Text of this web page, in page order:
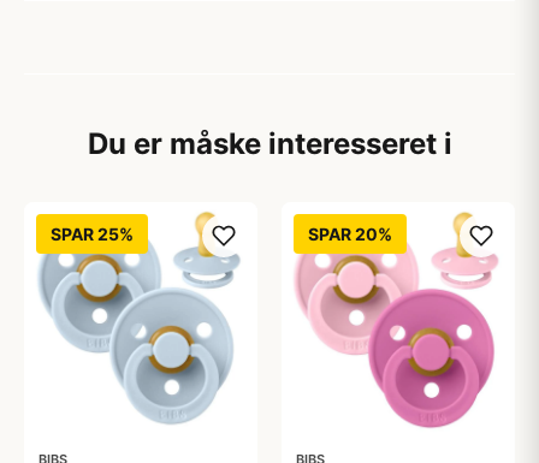
Du er måske interesseret i
SPAR 25%
BIBS
SPAR 20%
BIBS